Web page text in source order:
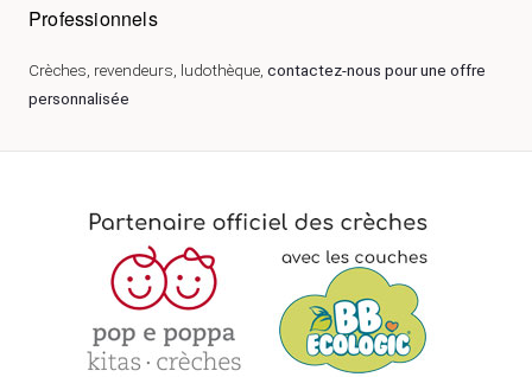
Professionnels
Crèches, revendeurs, ludothèque, contactez-nous pour une offre
personnalisée